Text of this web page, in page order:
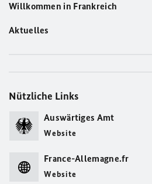
Willkommen in Frankreich
Aktuelles
Nützliche Links
Auswärtiges Amt
Website
France-Allemagne.fr
Website